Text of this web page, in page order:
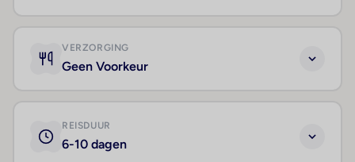
VERZORGING
Geen Voorkeur
REISDUUR
6-10 dagen